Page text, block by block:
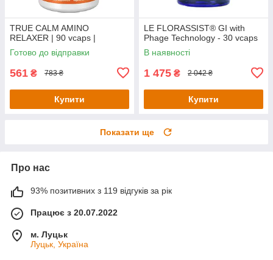
TRUE CALM AMINO
RELAXER | 90 vcaps |
Готово до відправки
561 ₴ 783 ₴
Купити
LE FLORASSIST® GI with
Phage Technology - 30 vcaps
В наявності
1 475 ₴ 2 042 ₴
Купити
Показати ще
Про нас
93% позитивних з 119 відгуків за рік
Працює з 20.07.2022
м. Луцьк
Луцьк, Україна